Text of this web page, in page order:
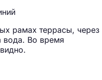
рамах террасы, через
вода. Во время